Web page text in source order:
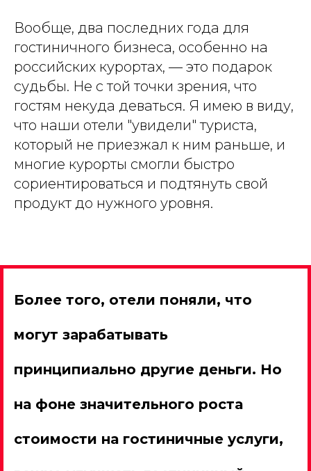
Вообще, два последних года для
гостиничного бизнеса, особенно на
российских курортах, — это подарок
судьбы. Не с той точки зрения, что
гостям некуда деваться. Я имею в виду,
что наши отели "увидели" туриста,
который не приезжал к ним раньше, и
многие курорты смогли быстро
сориентироваться и подтянуть свой
продукт до нужного уровня.
Более того, отели поняли, что
могут зарабатывать
принципиально другие деньги. Но
на фоне значительного роста
стоимости на гостиничные услуги,